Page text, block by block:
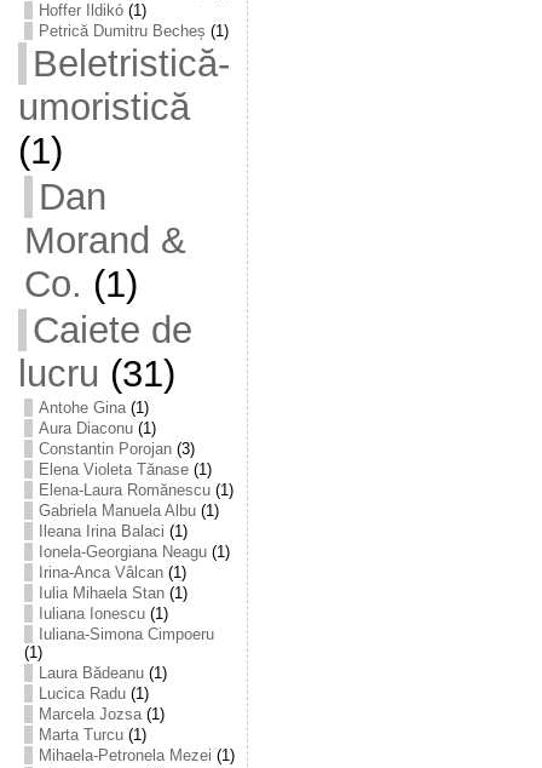
Hoffer Ildikó(1)
Petrică Dumitru Becheș (1)
Beletristică-
umoristică
(1)
Dan
Morand &
Co. (1)
Caiete de
lucru (31)
Antohe Gina(1)
Aura Diaconu(1)
Constantin Porojan(3)
Elena Violeta Tănase(1)
Elena-Laura Romănescu(1)
Gabriela Manuela Albu(1)
Ileana Irina Balaci (1)
Ionela-Georgiana Neagu(1)
Irina-Anca Vâlcan(1)
Iulia Mihaela Stan(1)
Iuliana Ionescu(1)
Iuliana-Simona Cimpoeru
(1)
Laura Bădeanu(1)
Lucica Radu(1)
Marcela Jozsa(1)
Marta Turcu(1)
Mihaela-Petronela Mezei (1)